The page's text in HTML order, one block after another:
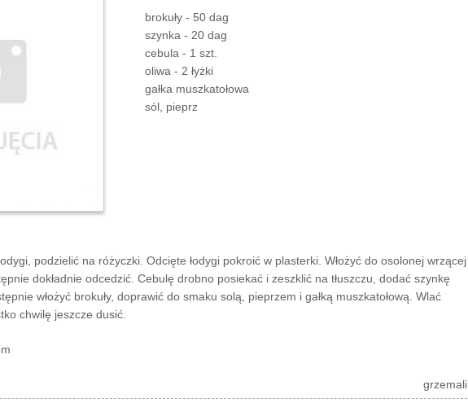
brokuły - 50 dag
szynka - 20 dag
cebula - 1 szt.
oliwa - 2 łyżki
gałka muszkatołowa
sól, pieprz
podzielić na różyczki. Odcięte łodygi pokroić w plasterki. Włożyć do osolonej wrzącej
dokładnie odcedzić. Cebulę drobno posiekać i zeszklić na tłuszczu, dodać szynkę
włożyć brokuły, doprawić do smaku solą, pieprzem i gałką muszkatołową. Wlać
chwilę jeszcze dusić.
grzemali